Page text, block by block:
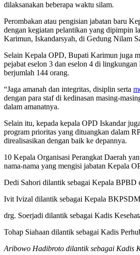
dilaksanakan beberapa waktu silam.
Perombakan atau pengisian jabatan baru
dengan kegiatan pelantikan yang dipimpin
Karimun, Iskandarsyah, di Gedung Nilam
Selain Kepala OPD, Bupati Karimun juga
pejabat eselon 3 dan eselon 4 di
berjumlah 144 orang.
“Jaga amanah dan integritas, disiplin serta
dengan para staf di kedinasan masing-
dalam amanatnya.
Selain itu, kepada kepala OPD Iskandar
program prioritas yang dituangkan dalam
direalisasikan dengan baik ke depannya.
10 Kepala Organisasi Perangkat Daerah
nama-nama yang mengisi jabatan Kepala
Dedi Sahori dilantik sebagai Kepala BPBD
Ivit Ivizal dilantik sebagai Kepala
drg. Soerjadi dilantik sebagai Kadis
Tohap Siahaan dilantik sebagai Kadis
Aribowo Hadibroto dilantik sebagai Kadis